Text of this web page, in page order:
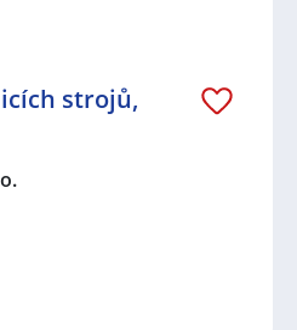
strojů,